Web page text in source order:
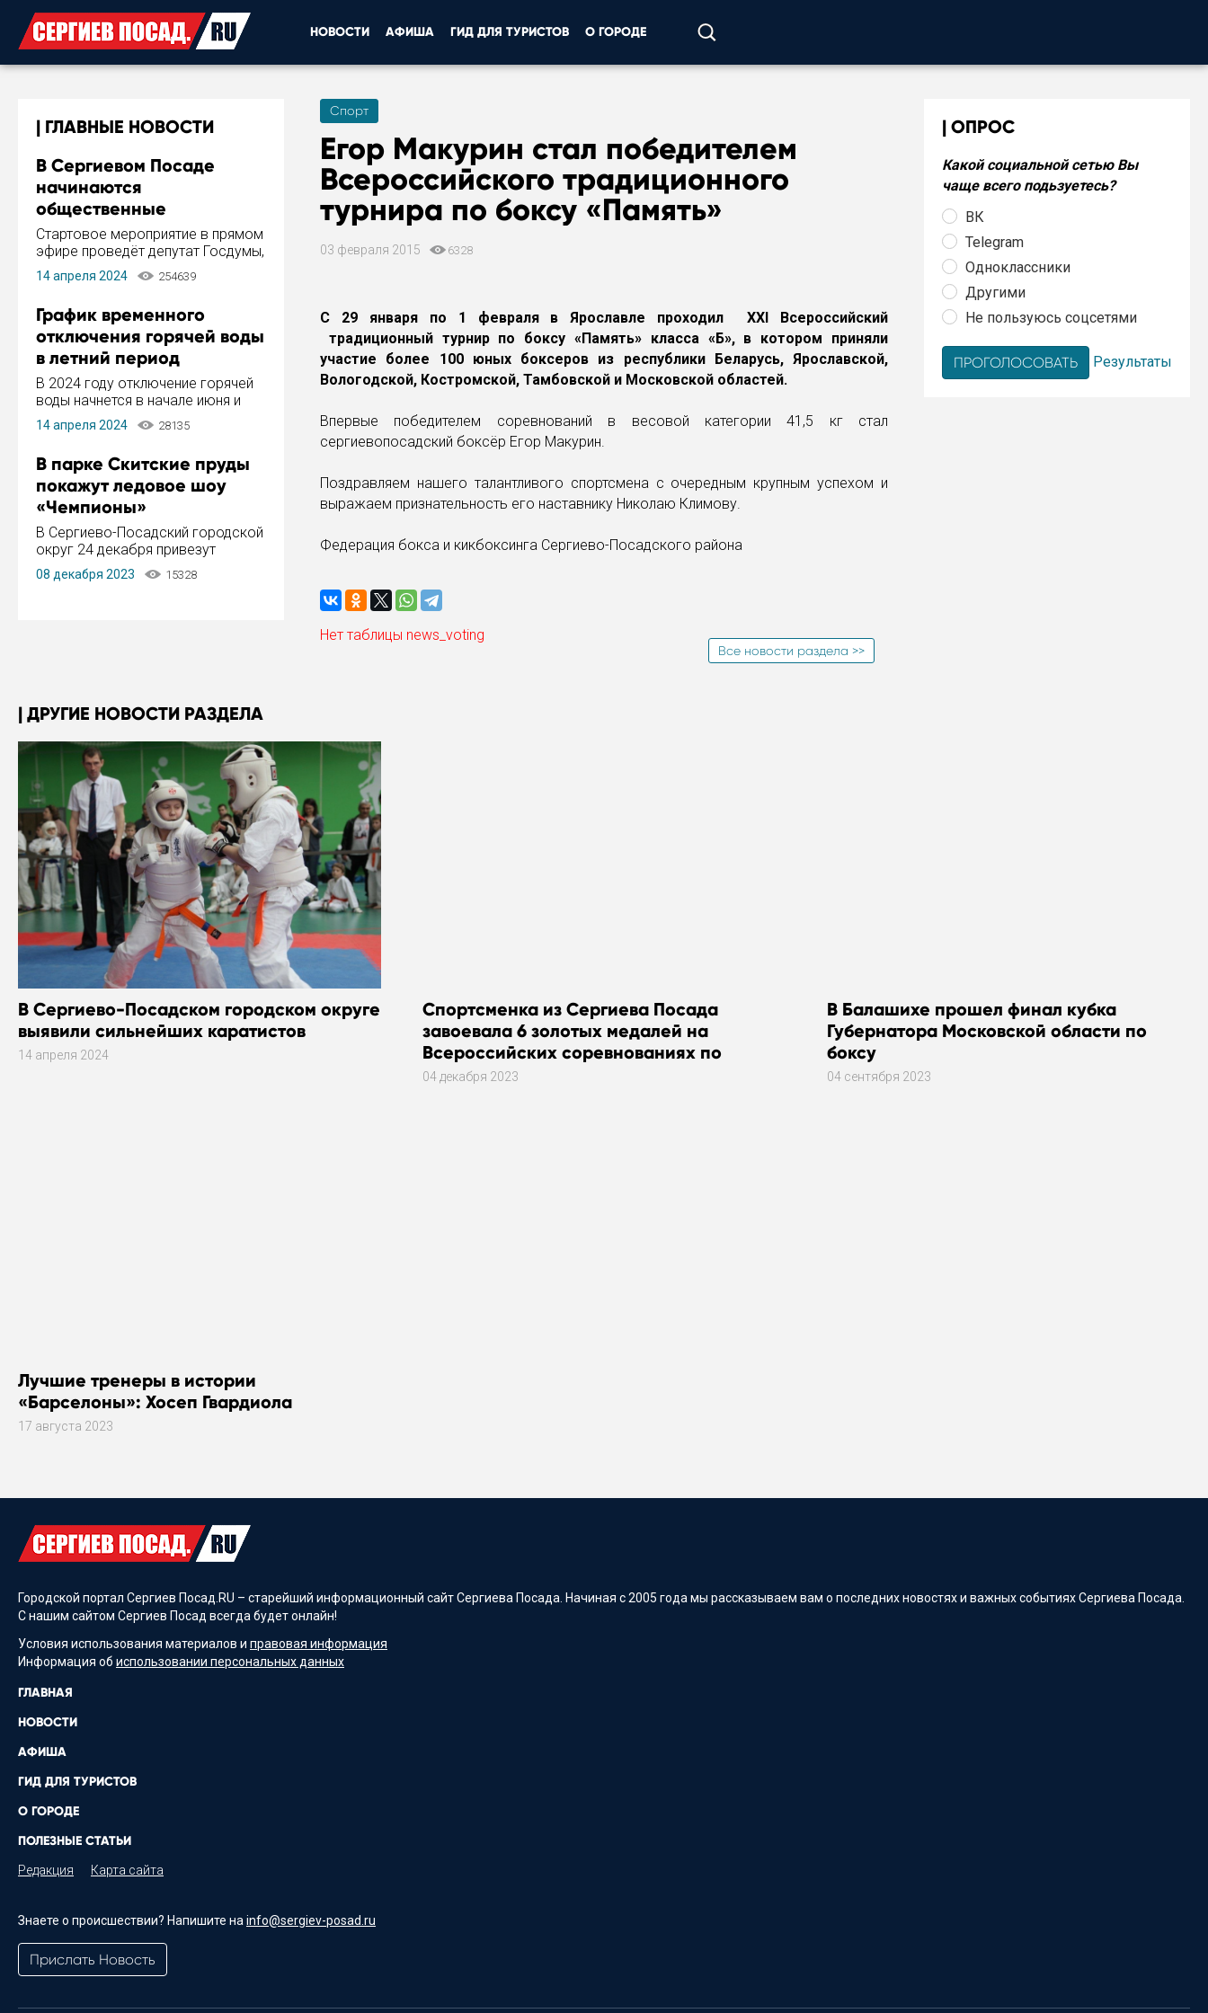
НОВОСТИ АФИША ГИД ДЛЯ ТУРИСТОВ О ГОРОДЕ
ГЛАВНЫЕ НОВОСТИ
В Сергиевом Посаде
начинаются
общественные
обсуждения Стратегии
развития города
Стартовое мероприятие в прямом
эфире проведёт депутат Госдумы,
инициатор и автор Концепции
развития Сергиева Посада и
Пахомов.
14 апреля 2024 254639
График временного
отключения горячей воды
в летний период
В 2024 году отключение горячей
воды начнется в начале июня и
завершится в конце августа.
Период отключения составит не
14 апреля 2024 28135
В парке Скитские пруды
покажут ледовое шоу
«Чемпионы»
В Сергиево-Посадский городской
округ 24 декабря привезут
ледовый тур «Чемпионы»
заслуженного мастера спорта,
08 декабря 2023 15328
Спорт
Егор Макурин стал победителем
Всероссийского традиционного
турнира по боксу «Память»
03 февраля 2015 6328
С 29 января по 1 февраля в Ярославле проходил XXI Всероссийский
традиционный турнир по боксу «Память» класса «Б», в котором приняли
участие более 100 юных боксеров из республики Беларусь, Ярославской,
Вологодской, Костромской, Тамбовской и Московской областей.
Впервые победителем соревнований в весовой категории 41,5 кг стал
сергиевопосадский боксёр Егор Макурин.
Поздравляем нашего талантливого спортсмена с очередным крупным успехом и
выражаем признательность его наставнику Николаю Климову.
Федерация бокса и кикбоксинга Сергиево-Посадского района
Нет таблицы news_voting
Все новости раздела >>
ОПРОС
Какой социальной сетью Вы
чаще всего подьзуетесь?
ВК
Telegram
Одноклассники
Другими
Не пользуюсь соцсетями
Результаты
ДРУГИЕ НОВОСТИ РАЗДЕЛА
В Сергиево-Посадском городском округе
выявили сильнейших каратистов
14 апреля 2024
Спортсменка из Сергиева Посада
завоевала 6 золотых медалей на
Всероссийских соревнованиях по
плаванию
04 декабря 2023
В Балашихе прошел финал кубка
Губернатора Московской области по
боксу
04 сентября 2023
Лучшие тренеры в истории
«Барселоны»: Хосеп Гвардиола
17 августа 2023
Городской портал Сергиев Посад.RU – старейший информационный сайт Сергиева Посада. Начиная с 2005 года мы рассказываем вам о последних новостях и важных событиях Сергиева Посада.
С нашим сайтом Сергиев Посад всегда будет онлайн!
Условия использования материалов и правовая информация
Информация об использовании персональных данных
ГЛАВНАЯ
НОВОСТИ
АФИША
ГИД ДЛЯ ТУРИСТОВ
О ГОРОДЕ
ПОЛЕЗНЫЕ СТАТЬИ
Редакция Карта сайта
Знаете о происшествии? Напишите на info@sergiev-posad.ru
Прислать Новость